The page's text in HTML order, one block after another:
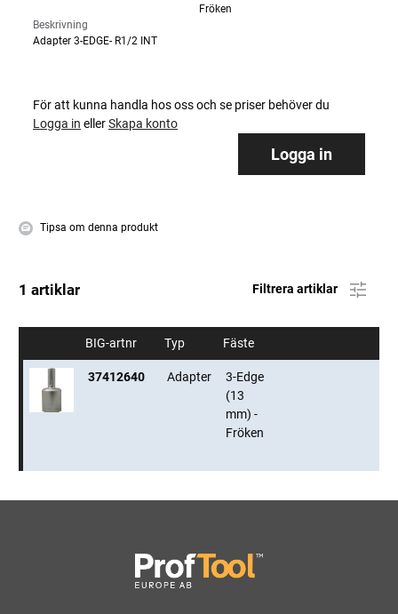
Fröken
Beskrivning
Adapter 3-EDGE- R1/2 INT
För att kunna handla hos oss och se priser behöver du
Logga in ellerSkapa konto
Logga in
Tipsa om denna produkt
1 artiklar Filtrera artiklar
BIG-artnr Typ Fäste
37412640 Adapter
3-Edge
(13
mm) -
Fröken